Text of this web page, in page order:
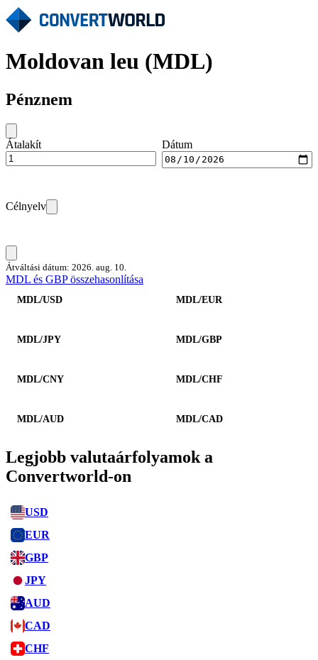
Moldovan leu (MDL)
Pénznem
Átalakít Dátum
Célnyelv
Átváltási dátum: 2026. aug. 10.
MDL és GBP összehasonlítása
MDL/USD MDL/EUR
MDL/JPY MDL/GBP
MDL/CNY MDL/CHF
MDL/AUD MDL/CAD
Legjobb valutaárfolyamok a
Convertworld-on
USD
EUR
GBP
JPY
AUD
CAD
CHF